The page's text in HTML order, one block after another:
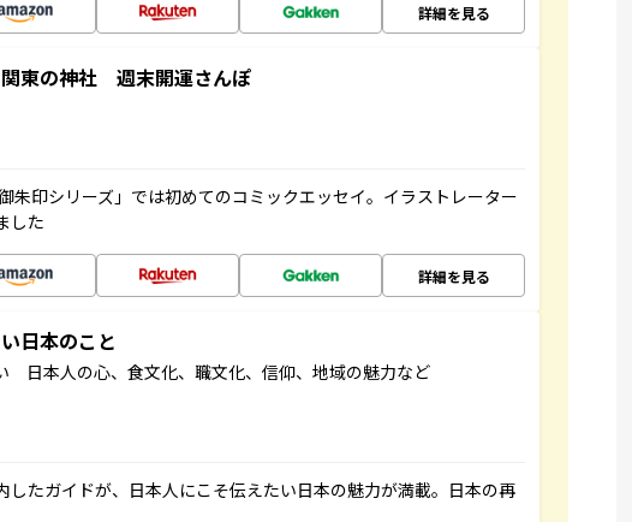
詳細を見る
東の神社 週末開運さんぽ
朱印シリーズ」では初めてのコミックエッセイ。イラストレーター
した
詳細を見る
日本のこと
日本人の心、食文化、職文化、信仰、地域の魅力など
したガイドが、日本人にこそ伝えたい日本の魅力が満載。日本の再